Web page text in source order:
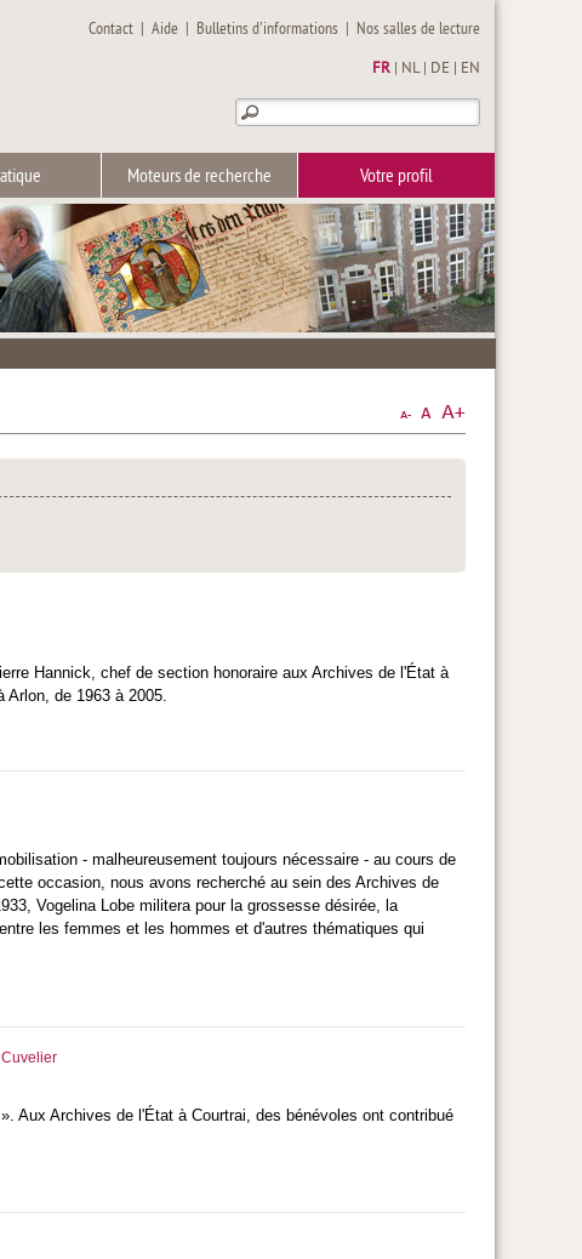
Contact |Aide | Bulletins d'informations | Nos salles de lecture
FR NL| DE EN
Moteurs de recherche Votre profil
Hannick, chef de section honoraire aux Archives de l'État à
Arlon, de 1963 à 2005.
- malheureusement toujours nécessaire - au cours de
occasion, nous avons recherché au sein des Archives de
Vogelina Lobe militera pour la grossesse désirée, la
les femmes et les hommes et d'autres thématiques qui
Aux Archives de l'État à Courtrai, des bénévoles ont contribué